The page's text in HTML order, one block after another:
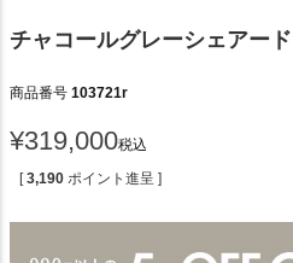
チャコールグレーシェアー
商品番号 103721r
¥319,000税込
[ 3,190 ポイント進呈 ]